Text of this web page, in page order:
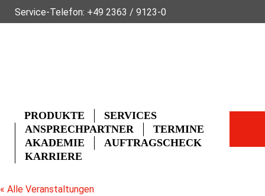
Service-Telefon: +49 2363 / 9123-0
PRODUKTE
SERVICES
ANSPRECHPARTNER
TERMINE
AKADEMIE
AUFTRAGSCHECK
KARRIERE
« Alle Veranstaltungen